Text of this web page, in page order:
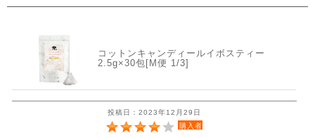
コットンキャンディールイボスティー
2.5g×30包[M便 1/3]
投稿日：2023年12月29日
購入者